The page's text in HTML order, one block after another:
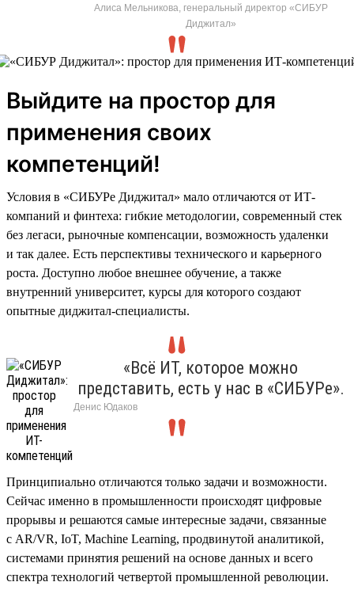
Алиса Мельникова, генеральный директор «СИБУР
Диджитал»
Выйдите на простор для
применения своих
компетенций!
Условия в «СИБУРе Диджитал» мало отличаются от ИТ-
компаний и финтеха: гибкие методологии, современный стек
без легаси, рыночные компенсации, возможность удаленки
и так далее. Есть перспективы технического и карьерного
роста. Доступно любое внешнее обучение, а также
внутренний университет, курсы для которого создают
опытные диджитал-специалисты.
«Всё ИТ, которое можно
представить, есть у нас в «СИБУРе».
Денис
Принципиально отличаются только задачи и возможности.
Сейчас именно в промышленности происходят цифровые
прорывы и решаются самые интересные задачи, связанные
с AR/VR, IoT, Machine Learning, продвинутой аналитикой,
системами принятия решений на основе данных и всего
спектра технологий четвертой промышленной революции.